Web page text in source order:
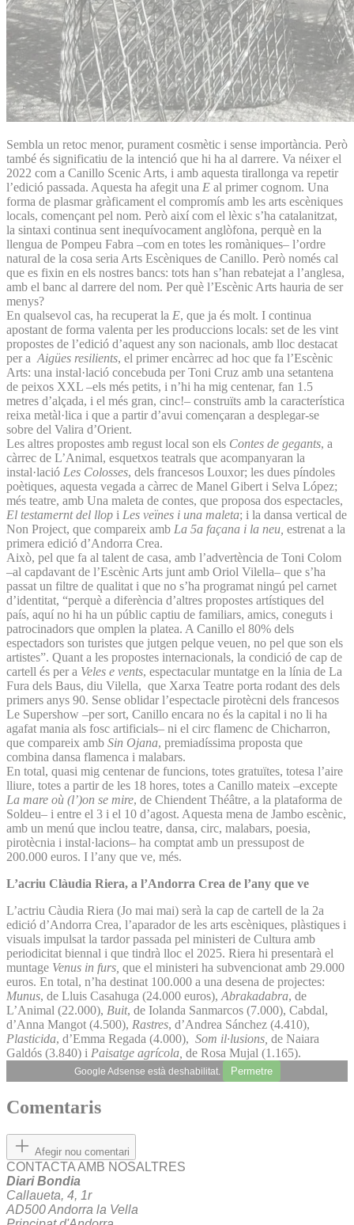
Sembla un retoc menor, purament cosmètic i sense importància. Però
també és significatiu de la intenció que hi ha al darrere. Va néixer el
2022 com a Canillo Scenic Arts, i amb aquesta tirallonga va repetir
l’edició passada. Aquesta ha afegit una E al primer cognom. Una
forma de plasmar gràficament el compromís amb les arts escèniques
locals, començant pel nom. Però així com el lèxic s’ha catalanitzat,
la sintaxi continua sent inequívocament anglòfona, perquè en la
llengua de Pompeu Fabra –com en totes les romàniques– l’ordre
natural de la cosa seria Arts Escèniques de Canillo. Però només cal
que es fixin en els nostres bancs: tots han s’han rebatejat a l’anglesa,
amb el banc al darrere del nom. Per què l’Escènic Arts hauria de ser
menys?
En qualsevol cas, ha recuperat la E, que ja és molt. I continua
apostant de forma valenta per les produccions locals: set de les vint
propostes de l’edició d’aquest any son nacionals, amb lloc destacat
per a Aigües resilients, el primer encàrrec ad hoc que fa l’Escènic
Arts: una instal·lació concebuda per Toni Cruz amb una setantena
de peixos XXL –els més petits, i n’hi ha mig centenar, fan 1.5
metres d’alçada, i el més gran, cinc!– construïts amb la característica
reixa metàl·lica i que a partir d’avui començaran a desplegar-se
sobre del Valira d’Orient.
Les altres propostes amb regust local son els Contes de gegants, a
càrrec de L’Animal, esquetxos teatrals que acompanyaran la
instal·lació Les Colosses, dels francesos Louxor; les dues píndoles
poètiques, aquesta vegada a càrrec de Manel Gibert i Selva López;
més teatre, amb Una maleta de contes, que proposa dos espectacles,
El testamernt del llop i Les veïnes i una maleta; i la dansa vertical de
Non Project, que compareix amb La 5a façana i la neu, estrenat a la
primera edició d’Andorra Crea.
Això, pel que fa al talent de casa, amb l’advertència de Toni Colom
–al capdavant de l’Escènic Arts junt amb Oriol Vilella– que s’ha
passat un filtre de qualitat i que no s’ha programat ningú pel carnet
d’identitat, “perquè a diferència d’altres propostes artístiques del
país, aquí no hi ha un públic captiu de familiars, amics, coneguts i
patrocinadors que omplen la platea. A Canillo el 80% dels
espectadors son turistes que jutgen pelque veuen, no pel que son els
artistes”. Quant a les propostes internacionals, la condició de cap de
cartell és per a Veles e vents, espectacular muntatge en la línia de La
Fura dels Baus, diu Vilella, que Xarxa Teatre porta rodant des dels
primers anys 90. Sense oblidar l’espectacle pirotècni dels francesos
Le Supershow –per sort, Canillo encara no és la capital i no li ha
agafat mania als fosc artificials– ni el circ flamenc de Chicharron,
que compareix amb Sin Ojana, premiadíssima proposta que
combina dansa flamenca i malabars.
En total, quasi mig centenar de funcions, totes gratuïtes, totesa l’aire
lliure, totes a partir de les 18 hores, totes a Canillo mateix –excepte
La mare où (l’)on se mire, de Chiendent Théâtre, a la plataforma de
Soldeu– i entre el 3 i el 10 d’agost. Aquesta mena de Jambo escènic,
amb un menú que inclou teatre, dansa, circ, malabars, poesia,
pirotècnia i instal·lacions– ha comptat amb un pressupost de
200.000 euros. I l’any que ve, més.
L’acriu Clàudia Riera, a l’Andorra Crea de l’any que ve
L’actriu Càudia Riera (Jo mai mai) serà la cap de cartell de la 2a
edició d’Andorra Crea, l’aparador de les arts escèniques, plàstiques i
visuals impulsat la tardor passada pel ministeri de Cultura amb
periodicitat biennal i que tindrà lloc el 2025. Riera hi presentarà el
muntage Venus in furs, que el ministeri ha subvencionat amb 29.000
euros. En total, n’ha destinat 100.000 a una desena de projectes:
Munus, de Lluis Casahuga (24.000 euros), Abrakadabra, de
L’Animal (22.000), Buit, de Iolanda Sanmarcos (7.000), Cabdal,
d’Anna Mangot (4.500), Rastres, d’Andrea Sánchez (4.410),
Plasticida, d’Emma Regada (4.000), Som il·lusions, de Naiara
Galdós (3.840) i Paisatge agrícola, de Rosa Mujal (1.165).
Google Adsense està deshabilitat. Permetre
Comentaris
Afegir nou comentari
CONTACTA AMB NOSALTRES
Diari Bondia
Callaueta, 4, 1r
AD500 Andorra la Vella